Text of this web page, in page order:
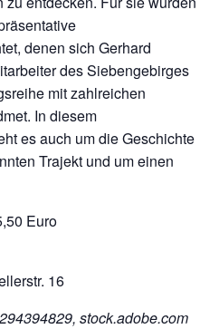
denen sich Gerhard
des Siebengebirges
mit zahlreichen
In diesem
es auch um die Geschichte
Trajekt und um einen
Euro
16
stock.adobe.com